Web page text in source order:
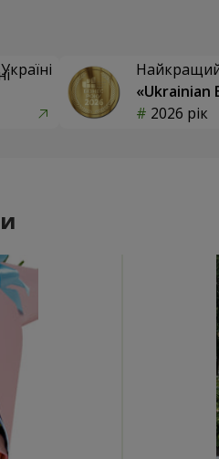
«Ukrainian
2026 рік